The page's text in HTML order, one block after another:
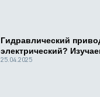
Гидравлический
электрический?
25.04.2025